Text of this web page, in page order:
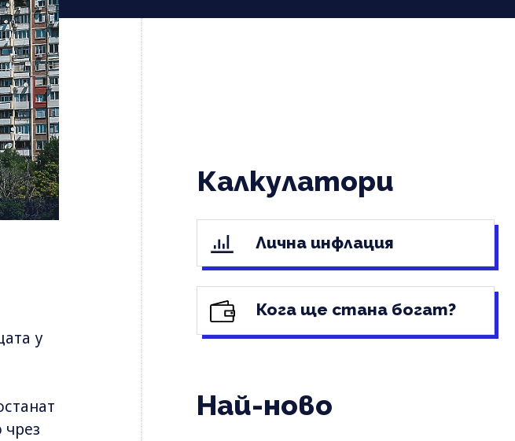
у
Калкулатори
Лична инфлация
Кога ще стана богат?
Най-ново